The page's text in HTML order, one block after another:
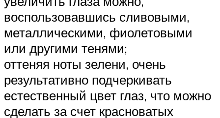
воспользовавшись сливовыми,
металлическими, фиолетовыми
или другими тенями;
оттеняя ноты зелени, очень
результативно подчеркивать
естественный цвет глаз, что можно
сделать за счет красноватых